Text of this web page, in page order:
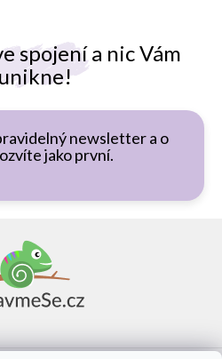
spojení a nic Vám
newsletter a o
jako první.